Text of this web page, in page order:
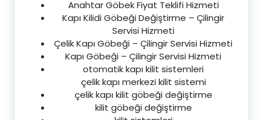
Anahtar Göbek Fiyat Teklifi Hizmeti
Kapı Kilidi Göbeği Değiştirme – Çilingir
Servisi Hizmeti
Çelik Kapı Göbeği – Çilingir Servisi Hizmeti
Kapı Göbeği – Çilingir Servisi Hizmeti
otomatik kapı kilit sistemleri
çelik kapı merkezi kilit sistemi
çelik kapı kilit göbeği değiştirme
kilit göbeği değiştirme